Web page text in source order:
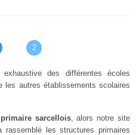
2
des différentes écoles
les autres établissements scolaires
sarcellois, alors notre site
les structures primaires